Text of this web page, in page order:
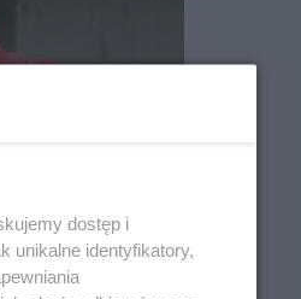
dostęp i
unikalne identyfikatory,